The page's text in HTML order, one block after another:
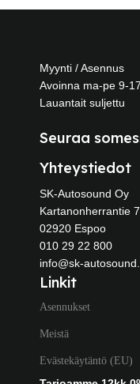
Myynti / Asennus
Avoinna ma-pe 9-17
Lauantait suljettu
Seuraa
Yhteystiedot
SK-Autosound Oy
Kartanonherrantie 7
02920 Espoo
010 29 22 800
info@sk-
Linkit
Asennukset
Meistä
Evästekäytäntö (EU)